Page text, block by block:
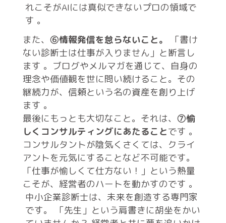
れこそがAIには真似できないプロの領域で
す 。
また、 ⑥情報発信を怠らないこと。
「書け
ない診断士は仕事が入りません」と断言し
ます 。ブログやメルマガを通じて、自身の
理念や価値観を世に問い続けること。その
継続力が、信頼という名の資産を創り上げ
ます 。
最後にもっとも大切なこと。それは、 ⑦愉
しくコンサルティングにあたることです 。
コンサルタントが陰気くさくては、クライ
アントを元気にすることなど不可能です。
「仕事が愉しくて仕方ない！」という熱量
こそが、経営者のハートを動かすのです 。
中小企業診断士は、未来を創造する専門家
です。 「先生」という肩書きに胡坐をかい